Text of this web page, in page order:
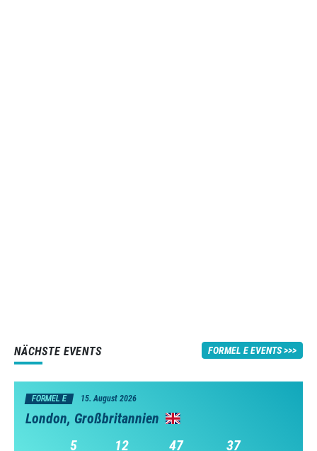
NÄCHSTE EVENTS FORMEL E EVENTS
FORMEL E 15. August 2026
London, Großbritannien
5
12 47 36